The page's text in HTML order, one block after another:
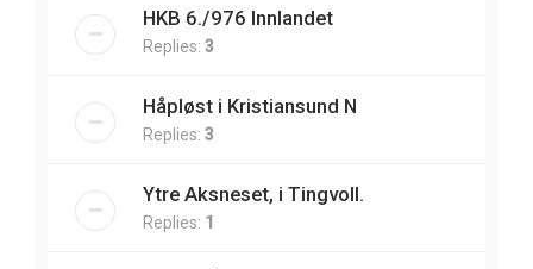
HKB 6./976 Innlandet
Replies: 3
Håpløst i Kristiansund N
Replies: 3
Ytre Aksneset, i Tingvoll.
Replies: 1